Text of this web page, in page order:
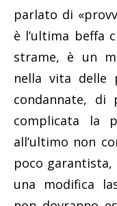
parlato di
è l’ultima beffa
strame, è un
nella vita delle
condannate, di
complicata la
all’ultimo non
poco garantista,
una modifica